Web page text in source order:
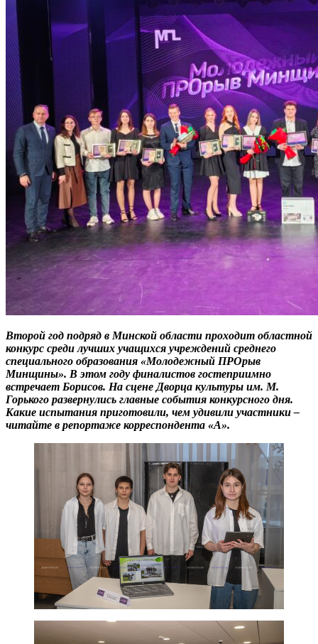
Второй год подряд в Минской области проходит областной
конкурс среди лучших учащихся учреждений среднего
специального образования «Молодежный ПРОрыв
Минщины». В этом году финалистов гостеприимно
встречает Борисов. На сцене Дворца культуры им. М.
Горького развернулись главные события конкурсного дня.
Какие испытания приготовили, чем удивили участники –
читайте в репортаже корреспондента «А».